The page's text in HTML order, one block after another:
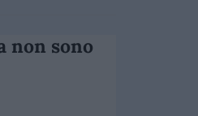
non sono